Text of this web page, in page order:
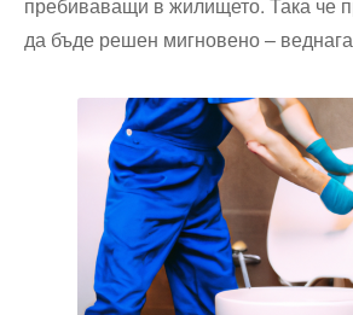
пребиваващи в жилището. Така че
да бъде решен мигновено –